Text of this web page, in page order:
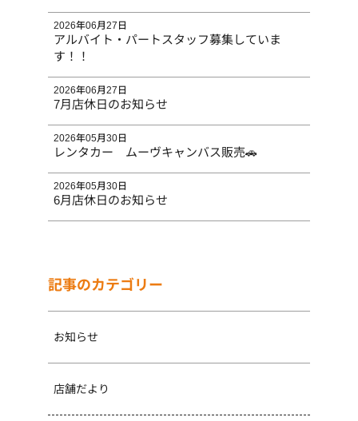
アルバイト・パートスタッフ募集していま
す！！
2026年06月27日
7月店休日のお知らせ
2026年06月27日
レンタカー ムーヴキャンバス販売🚗
2026年05月30日
6月店休日のお知らせ
2026年05月30日
記事のカテゴリー
お知らせ
店舗だより